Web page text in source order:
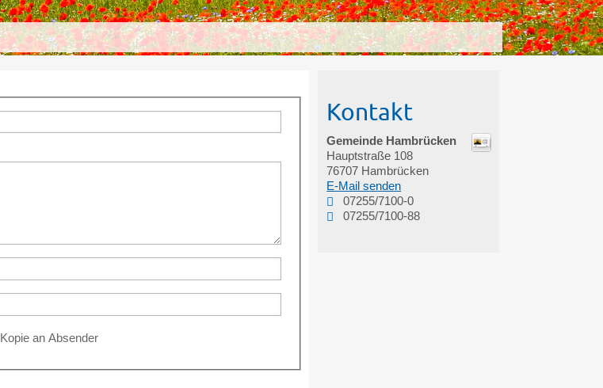
Kopie an Absender
Kontakt
Gemeinde Hambrücken
Hauptstraße 108
76707 Hambrücken
E-Mail senden
07255/7100-0
07255/7100-88